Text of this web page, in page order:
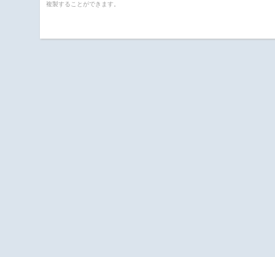
複製することができます。